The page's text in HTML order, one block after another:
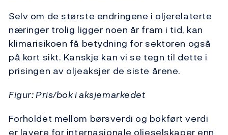
Selv om de største endringene i oljerelaterte
næringer trolig ligger noen år fram i tid, kan
klimarisikoen få betydning for sektoren også
på kort sikt. Kanskje kan vi se tegn til dette i
prisingen av oljeaksjer de siste årene.
Figur: Pris/bok i aksjemarkedet
Forholdet mellom børsverdi og bokført verdi